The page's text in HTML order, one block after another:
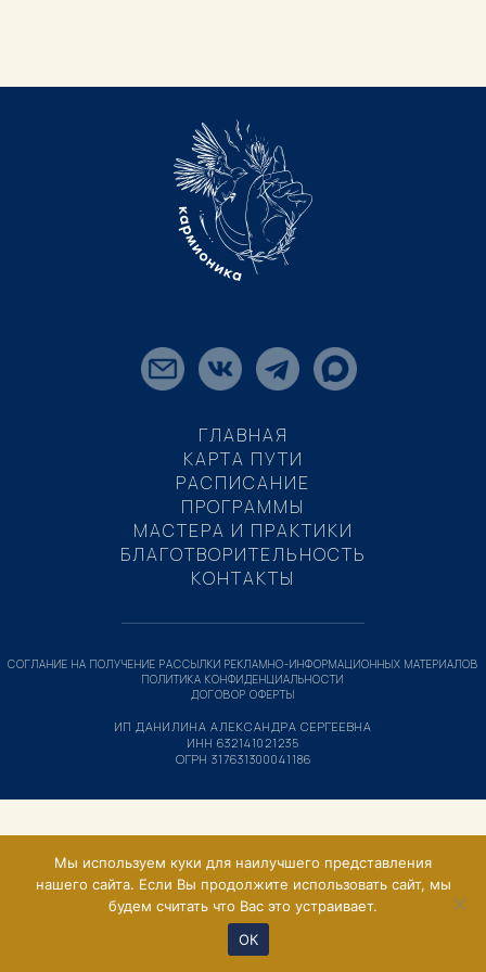
ГЛАВНАЯ
КАРТА ПУТИ
РАСПИСАНИЕ
ПРОГРАММЫ
МАСТЕРА И ПРАКТИКИ
БЛАГОТВОРИТЕЛЬНОСТЬ
КОНТАКТЫ
ИП ДАНИЛИНА АЛЕКСАНДРА СЕРГЕЕВНА
ИНН 632141021235
ОГРН 317631300041186
СОГЛАНИЕ НА ПОЛУЧЕНИЕ РАССЫЛКИ РЕКЛАМНО-ИНФОРМАЦИОННЫХ МАТЕРИАЛОВ
ПОЛИТИКА КОНФИДЕНЦИАЛЬНОСТИ
ДОГОВОР ОФЕРТЫ
Мы используем куки для наилучшего представления
нашего сайта. Если Вы продолжите использовать сайт, мы
будем считать что Вас это устраивает.
ОК